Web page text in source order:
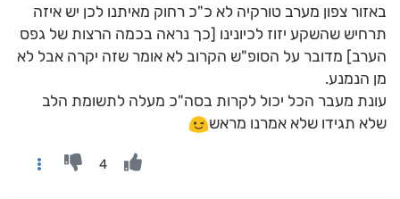
באזור צפון מערב טורקיה לא כ"כ רחוק מאיתנו לכן יש איזה
תרחיש שהשקע יזוז לכיונינו [כך נראה בכמה הרצות של גפס
הערב] מדובר על הסופ"ש הקרוב לא אומר שזה יקרה אבל לא
מן הנמנע.
עונת מעבר הכל יכול לקרות בסה"כ מעלה לתשומת הלב
שלא תגידו שלא אמרנו מראש
4